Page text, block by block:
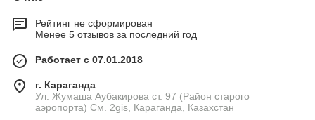
Рейтинг не сформирован
Менее 5 отзывов за последний год
Работает с 07.01.2018
г. Караганда
Ул. Жумаша Аубакирова ст. 97 (Район старого
аэропорта) См. 2gis, Караганда, Казахстан